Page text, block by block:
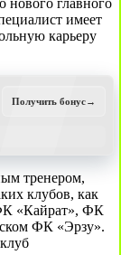
имеет
карьеру
Получить бонус→
тренером,
клубов, как
«Кайрат», ФК
ФК «Эрзу».